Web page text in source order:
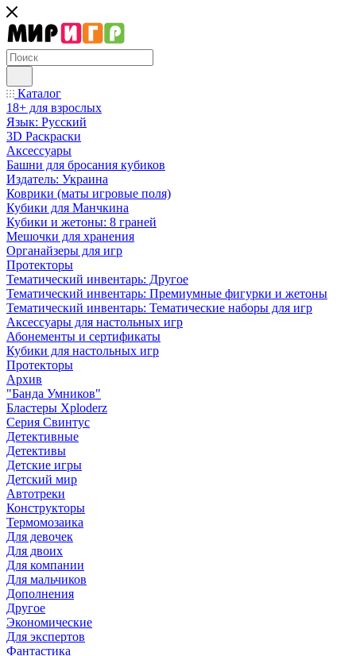
Каталог
18+ для взрослых
Язык: Русский
3D Раскраски
Аксессуары
Башни для бросания кубиков
Издатель: Украина
Коврики (маты игровые поля)
Кубики для Манчкина
Кубики и жетоны: 8 граней
Мешочки для хранения
Органайзеры для игр
Протекторы
Тематический инвентарь: Другое
Тематический инвентарь: Премиумные фигурки и жетоны
Тематический инвентарь: Тематические наборы для игр
Аксессуары для настольных игр
Абонементы и сертификаты
Кубики для настольных игр
Протекторы
Архив
"Банда Умников"
Бластеры Xploderz
Cерия Свинтус
Детективные
Детективы
Детские игры
Детский мир
Автотреки
Конструкторы
Термомозаика
Для девочек
Для двоих
Для компании
Для мальчиков
Дополнения
Другое
Экономические
Для экспертов
Фантастика